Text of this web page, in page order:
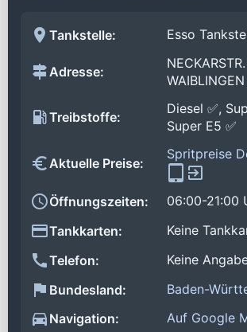
Tankstelle: Esso
Adresse:
WAIBLINGEN
Treibstoffe:
Diesel ✅,
Super E5 ✅
Aktuelle Preise:
Spritpreise
Öffnungszeiten:
06:00-21:00
Tankkarten:
Keine
Telefon:
Keine
Bundesland:
Baden-
Navigation:
Auf Google